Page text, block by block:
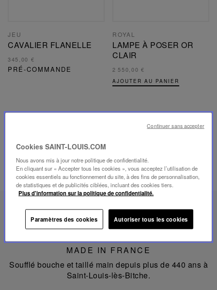
JEU
CAVALIER FLANELLE
345,00 €
PRÉ-COMMANDE
ROYAL
LAMPE À POSER OR
CLAIR
2 550,00 €
AJOUTER AU PANIER
transformer chaque moment en souvenir...
Made
in
MADE IN FRANCE
Soufflé bouche et taillé main depuis plus de 440 ans à
Saint-Louis-lès-Bitche.
Cookies SAINT-LOUIS.COM
Nous avons mis à jour notre politique de confidentialité.
En cliquant sur « Accepter tous les cookies », vous acceptez l’utilisation de
cookies essentiels au fonctionnement du site, à des fins de personnalisation,
de statistiques et de publicités ciblées, incluant des cookies tiers.
Plus d'information sur la politique de confidentialité.
Paramètres des cookies Autoriser tous les cookies
Continuer sans accepter